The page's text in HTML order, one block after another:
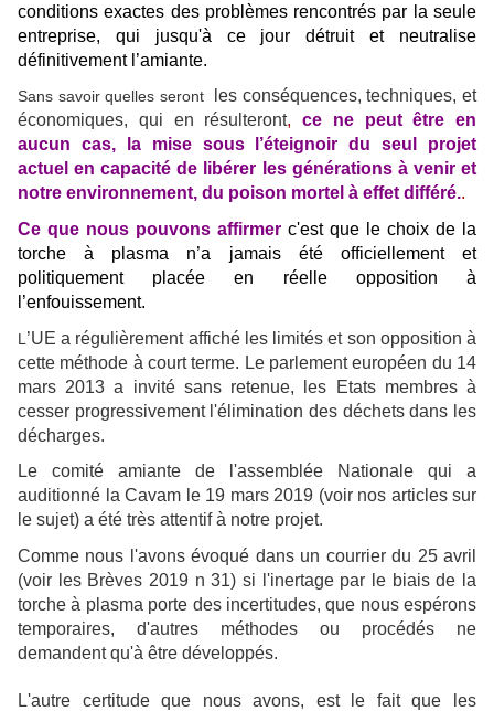
conditions exactes des problèmes rencontrés par la seule
entreprise, qui jusqu'à ce jour détruit et neutralise
définitivement l’amiante.
Sans savoir quelles seront
les conséquences, techniques, et
économiques, qui en résulteront, ce ne peut être en
aucun cas, la mise sous l’éteignoir du seul projet
actuel en capacité de libérer les générations à venir et
notre environnement, du poison mortel à effet différé..
Ce que nous pouvons affirmer c'est que le choix de la
torche à plasma n’a jamais été officiellement et
politiquement placée en réelle opposition à
l’enfouissement.
L ’UE a régulièrement affiché les limités et son opposition à
cette méthode à court terme. Le parlement européen du 14
mars 2013 a invité sans retenue, les Etats membres à
cesser progressivement l'élimination des déchets dans les
décharges.
Le comité amiante de l'assemblée Nationale qui a
auditionné la Cavam le 19 mars 2019 (voir nos articles sur
le sujet) a été très attentif à notre projet.
Comme nous l'avons évoqué dans un courrier du 25 avril
(voir les Brèves 2019 n 31) si l'inertage par le biais de la
torche à plasma porte des incertitudes, que nous espérons
temporaires, d'autres méthodes ou procédés ne
demandent qu'à être développés.
L'autre certitude que nous avons, est le fait que les